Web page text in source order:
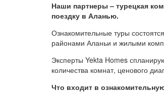
Наши партнеры – турецкая
поездку в Аланью.
Ознакомительные туры
районами Аланьи и жилыми
Эксперты Yekta Homes
количества комнат, ценового
Что входит в